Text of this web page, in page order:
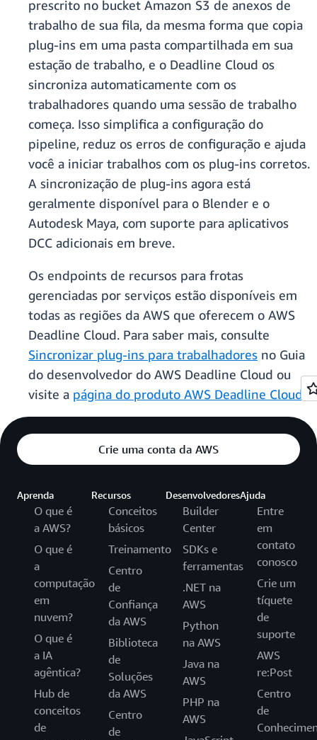
prescrito no bucket Amazon S3 de anexos de
trabalho de sua fila, da mesma forma que copia
plug-ins em uma pasta compartilhada em sua
estação de trabalho, e o Deadline Cloud os
sincroniza automaticamente com os
trabalhadores quando uma sessão de trabalho
começa. Isso simplifica a configuração do
pipeline, reduz os erros de configuração e ajuda
você a iniciar trabalhos com os plug-ins corretos.
A sincronização de plug-ins agora está
geralmente disponível para o Blender e o
Autodesk Maya, com suporte para aplicativos
DCC adicionais em breve.
Os endpoints de recursos para frotas
gerenciadas por serviços estão disponíveis em
todas as regiões da AWS que oferecem o AWS
Deadline Cloud. Para saber mais, consulte
Sincronizar plug-ins para trabalhadores no Guia
do desenvolvedor do AWS Deadline Cloud ou
visite a página do produto AWS Deadline Cloud
Crie uma conta da AWS
Aprenda
O que é
a AWS?
O que é
a
computação
em
nuvem?
O que é
a IA
agêntica?
Hub de
conceitos
de
Recursos
Conceitos
básicos
Treinamento
Centro
de
Confiança
da AWS
Biblioteca
de
Soluções
da AWS
Centro
de
Desenvolvedores
Builder
Center
SDKs e
ferramentas
.NET na
AWS
Python
na AWS
Java na
AWS
PHP na
AWS
Ajuda
Entre
em
contato
conosco
Crie um
tíquete
de
suporte
AWS
re:Post
Centro
de